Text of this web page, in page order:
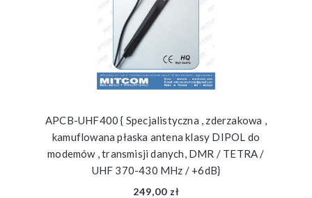
APCB-UHF400 { Specjalistyczna , zderzakowa ,
kamuflowana płaska antena klasy DIPOL do
modemów , transmisji danych, DMR / TETRA /
UHF 370-430 MHz / +6dB}
249,00 zł